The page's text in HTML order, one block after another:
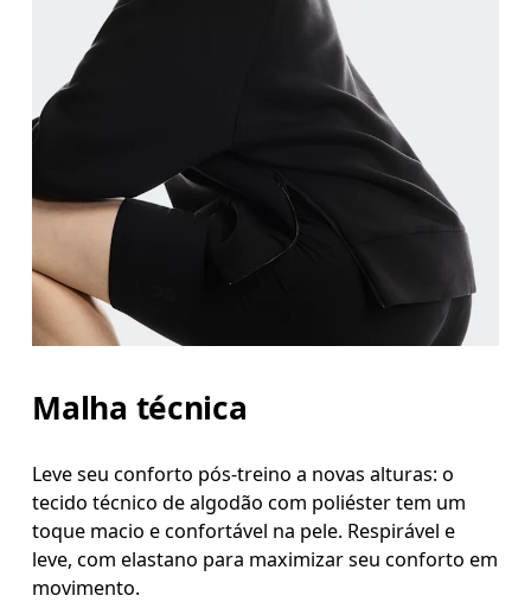
Meça a parte mais larga ao longo dos pontos
Meça ao redor da parte mais estreita da cintura.
Meça ao redor da parte mais larga do quadril.
Malha técnica
Leve seu conforto pós-treino a novas alturas: o
tecido técnico de algodão com poliéster tem um
toque macio e confortável na pele. Respirável e
leve, com elastano para maximizar seu conforto em
movimento.